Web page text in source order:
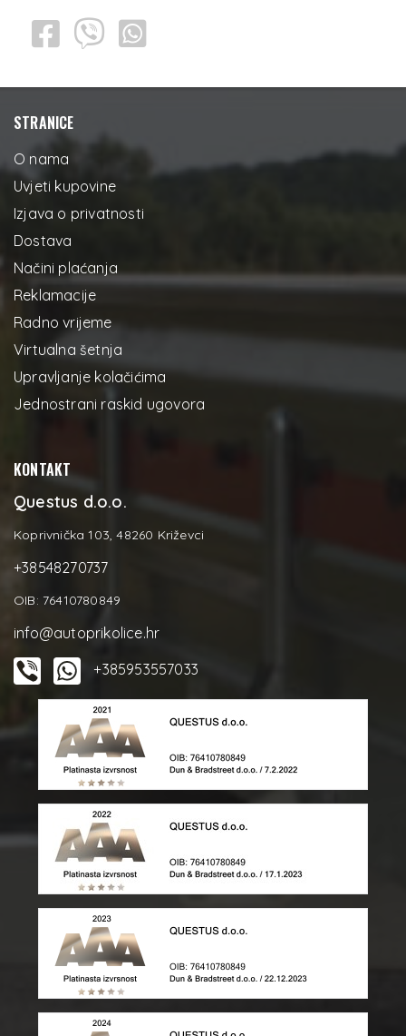
STRANICE
O nama
Uvjeti kupovine
Izjava o privatnosti
Dostava
Načini plaćanja
Reklamacije
Radno vrijeme
Virtualna šetnja
Upravljanje kolačićima
Jednostrani raskid ugovora
KONTAKT
Questus d.o.o.
Koprivnička 103, 48260 Križevci
+38548270737
OIB: 76410780849
info@autoprikolice.hr
+385953557033